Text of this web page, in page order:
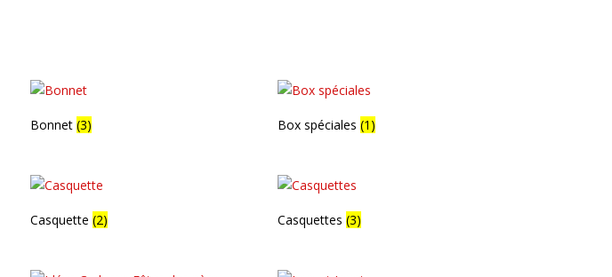
Bonnet(3) Box spéciales(1)
Casquette(2) Casquettes(3)